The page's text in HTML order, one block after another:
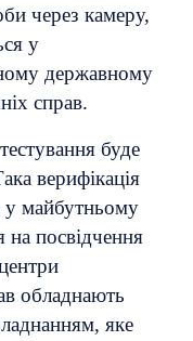
через камеру,
у
державному
справ.
буде
верифікація
у майбутньому
на посвідчення
обладнають
яке